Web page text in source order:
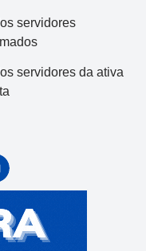
servidores
servidores da ativa